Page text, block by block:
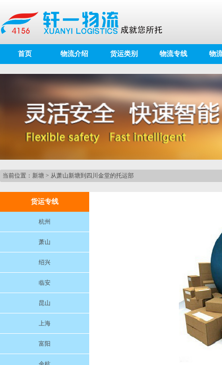
首页 物流介绍 货运类别 物流专线 物
当前位置： 新塘 > 从萧山新塘到四川金堂的托运部
货运专线
杭州
萧山
绍兴
临安
昆山
上海
富阳